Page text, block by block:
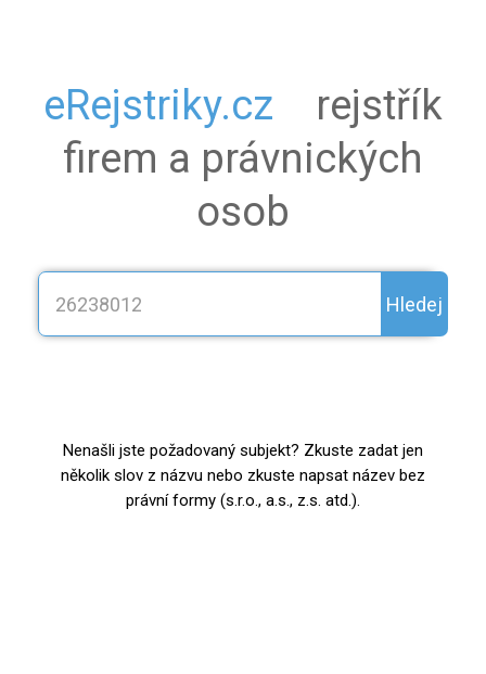
eRejstriky.cz
rejstřík
firem a právnických
osob
Hledej
Nenašli jste požadovaný subjekt? Zkuste zadat jen
několik slov z názvu nebo zkuste napsat název bez
právní formy (s.r.o., a.s., z.s. atd.).